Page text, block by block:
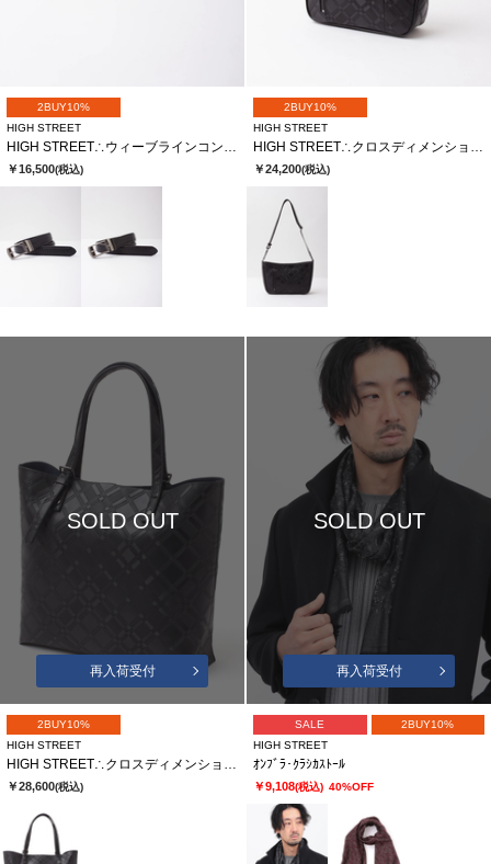
2BUY10%
HIGH STREET
￥16,500(税込)
2BUY10%
HIGH STREET
￥24,200(税込)
SOLD OUT
再入荷受付
2BUY10%
HIGH STREET
HIGH STREET∴クロスディメンションカタオシトートバッグ
￥28,600(税込)
SOLD OUT
再入荷受付
SALE
2BUY10%
HIGH STREET
ｵﾝﾌﾞﾗ･ｸﾗｼｶｽﾄｰﾙ
￥9,108(税込) 40%OFF